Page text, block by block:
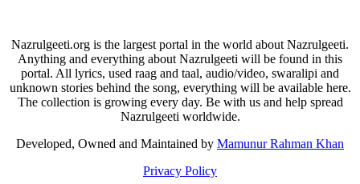
Nazrulgeeti.org is the largest portal in the world about Nazrulgeeti.
Anything and everything about Nazrulgeeti will be found in this
portal. All lyrics, used raag and taal, audio/video, swaralipi and
unknown stories behind the song, everything will be available here.
The collection is growing every day. Be with us and help spread
Nazrulgeeti worldwide.
Developed, Owned and Maintained by Mamunur Rahman Khan
Privacy Policy